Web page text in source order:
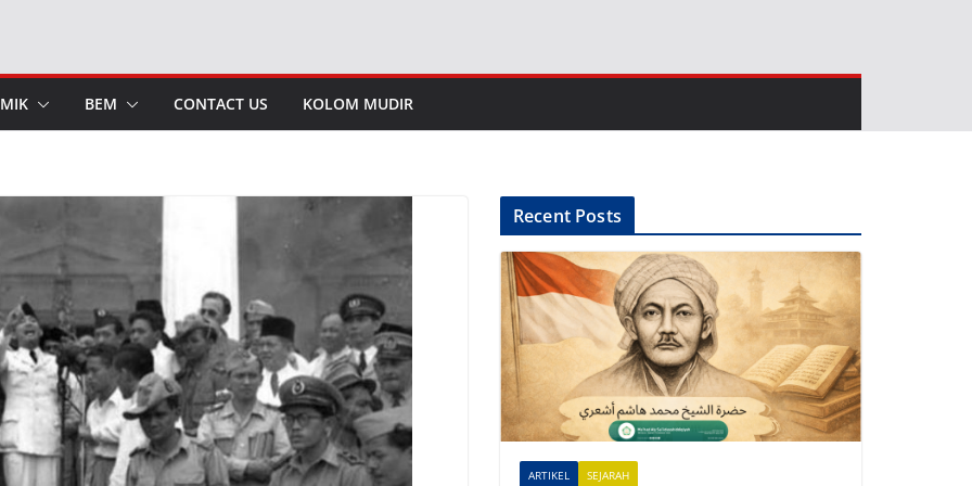
BEM CONTACT US KOLOM MUDIR
Recent Posts
ARTIKEL SEJARAH